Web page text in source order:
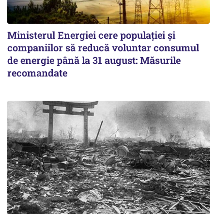
Ministerul Energiei cere populației și
companiilor să reducă voluntar consumul
de energie până la 31 august: Măsurile
recomandate